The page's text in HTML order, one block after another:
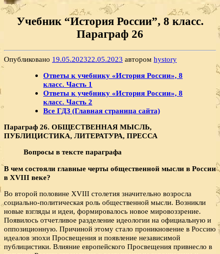
Учебник “История России”, 8 класс.
Параграф 26
Опубликовано 19.05.202322.05.2023 автором hystory
Ответы к учебнику «История России», 8
класс. Часть 1
Ответы к учебнику «История России», 8
класс. Часть 2
Все ГДЗ (Главная страница сайта)
Параграф 26. ОБЩЕСТВЕННАЯ МЫСЛЬ,
ПУБЛИЦИСТИКА, ЛИТЕРАТУРА, ПРЕССА
Вопросы в тексте параграфа
В чем состояли главные черты общественной мысли в России
в XVIII веке?
Во второй половине XVIII столетия значительно возросла
социально-политическая роль общественной мысли. Возникли
новые взгляды и идеи, формировалось новое мировоззрение.
Появилось отчетливое разделение идеологии на официальную и
оппозиционную. Причиной этому стало проникновение в Россию
идеалов эпохи Просвещения и появление независимой
публицистики. Влияние европейского Просвещения привнесло в